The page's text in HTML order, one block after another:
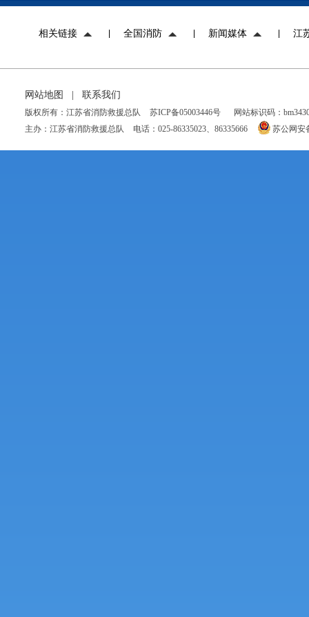
相关链接 全国消防 新闻媒体 江
网站地图 联系我们
版权所有：江苏省消防救援总队 苏ICP备05003446号
网站标识码：
主办：江苏省消防救援总队
电话：025-86335023、86335666 苏公网安